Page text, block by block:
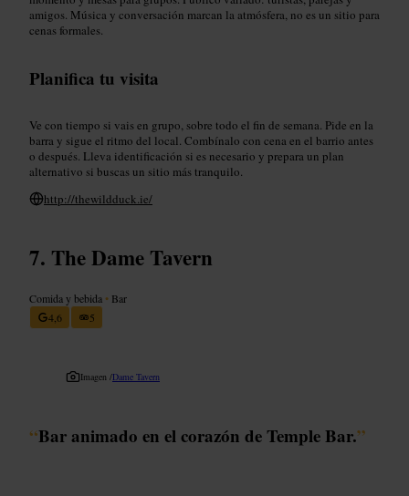
amigos. Música y conversación marcan la atmósfera, no es un sitio para
cenas formales.
Planifica tu visita
Ve con tiempo si vais en grupo, sobre todo el fin de semana. Pide en la
barra y sigue el ritmo del local. Combínalo con cena en el barrio antes
o después. Lleva identificación si es necesario y prepara un plan
alternativo si buscas un sitio más tranquilo.
http://thewildduck.ie/
The Dame Tavern
Comida y bebida • Bar
4,6
5
Imagen /Dame Tavern
“Bar animado en el corazón de Temple Bar.”